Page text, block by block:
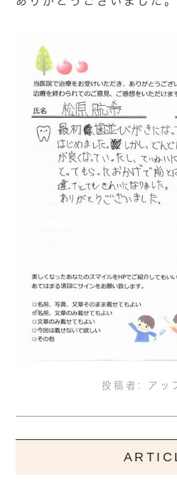
投稿者: アッ